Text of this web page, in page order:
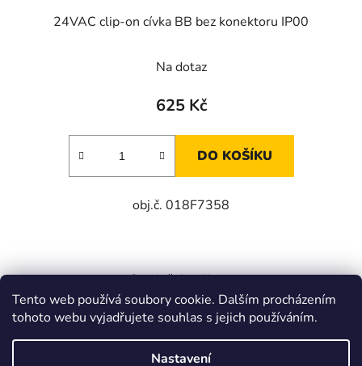
Tento web používá soubory cookie. Dalším procházením
tohoto webu vyjadřujete souhlas s jejich používáním.
Nastavení
24VAC clip-on cívka BB bez konektoru IP00
Na dotaz
625 Kč
DO KOŠÍKU
obj.č. 018F7358
v
l
á
d
3položek celkem
Heureka.cz